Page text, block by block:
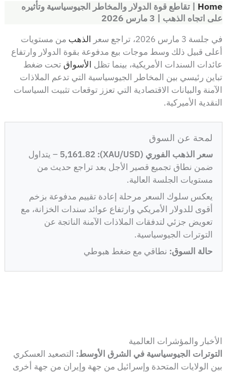
Home
|تقاطع قوة الدولار والمخاطر الجيوسياسية وتأثيره
على اتجاه الذهب | 3 مارس 2026
في جلسة 3 مارس 2026، تراجع سعر الذهب من مستويات
أعلى قبيل ذلك وسط موجات بيع مدفوعة بقوة الدولار وارتفاع
عائدات السندات الأمريكية، بينما تظل الأسواق تحت ضغط
تباين رئيسي بين المخاطر الجيوسياسية التي تدعم الملاذات
الآمنة والبيانات الاقتصادية التي تعزز توقعات تثبيت السياسات
النقدية الأميركية.
لمحة عن السوق
سعر الذهب الفوري (XAU/USD): 5,161.82
– يتداول
ضمن نطاق تجميع قصير الأجل بعد تراجع حديث من
مستويات الجلسة العالية.
يعكس سلوك السعر مرحلة إعادة تقييم مدفوعة بزخم
أقوى للدولار الأمريكي وارتفاع عوائد سندات الخزانة، مع
تعويض جزئي لتدفقات الملاذات الآمنة الناتجة عن
التوترات الجيوسياسية.
حالة السوق: نطاقي مع ضغط هبوطي
الأخبار والمؤشرات العالمية
التوترات الجيوسياسية في الشرق الأوسط: التصعيد العسكري
بين الولايات المتحدة وإسرائيل من جهة وإيران من جهة أخرى